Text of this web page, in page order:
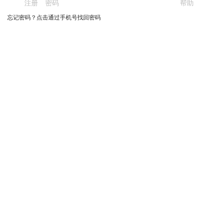
注册 密码 帮助
忘记密码？点击通过手机号找回密码